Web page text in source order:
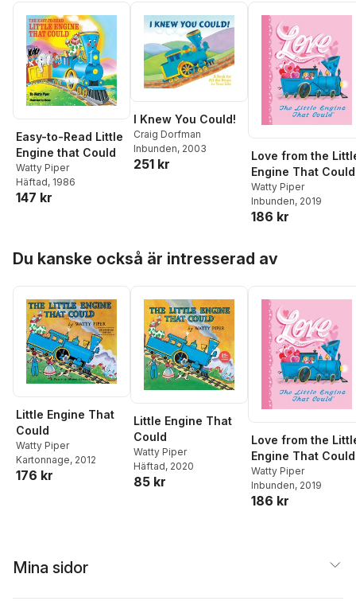
Easy-to-Read Little
Engine that Could
Watty Piper
Häftad, 1986
147 kr
I Knew You Could!
Craig Dorfman
Inbunden, 2003
251 kr
Love from the
Engine That Could
Watty Piper
Inbunden, 2019
186 kr
Du kanske också är intresserad av
Little Engine That
Could
Watty Piper
Kartonnage, 2012
176 kr
Little Engine That
Could
Watty Piper
Häftad, 2020
85 kr
Love from the
Engine That Could
Watty Piper
Inbunden, 2019
186 kr
Mina sidor